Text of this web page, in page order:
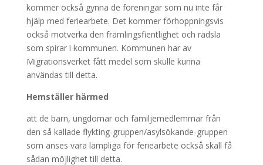
kommer också gynna de föreningar som nu inte får
hjälp med feriearbete. Det kommer förhoppningsvis
också motverka den främlingsfientlighet och rädsla
som spirar i kommunen. Kommunen har av
Migrationsverket fått medel som skulle kunna
användas till detta.
Hemställer härmed
att de barn, ungdomar och familjemedlemmar från
den så kallade flykting-gruppen/asylsökande-gruppen
som anses vara lämpliga för feriearbete också skall få
sådan möjlighet till detta.